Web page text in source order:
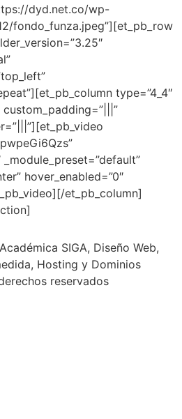
dyd.net.co/wp-
fondo_funza.jpeg”][et_pb_row
type=”4_4″
custom_padding=”|||”
_module_preset=”default”
hover_enabled=”0″
et_pb_column]
SIGA, Diseño Web,
Hosting y Dominios
reservados